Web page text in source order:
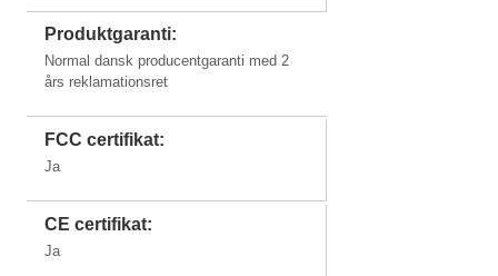
Produktgaranti:
Normal dansk producentgaranti med 2
års reklamationsret
FCC certifikat:
Ja
CE certifikat:
Ja